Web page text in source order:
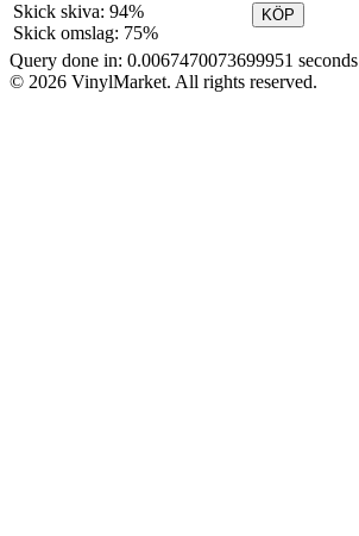
Skick skiva: 94%
Skick omslag: 75%
KÖP
Query done in: 0.0067470073699951 seconds
© 2026 VinylMarket. All rights reserved.